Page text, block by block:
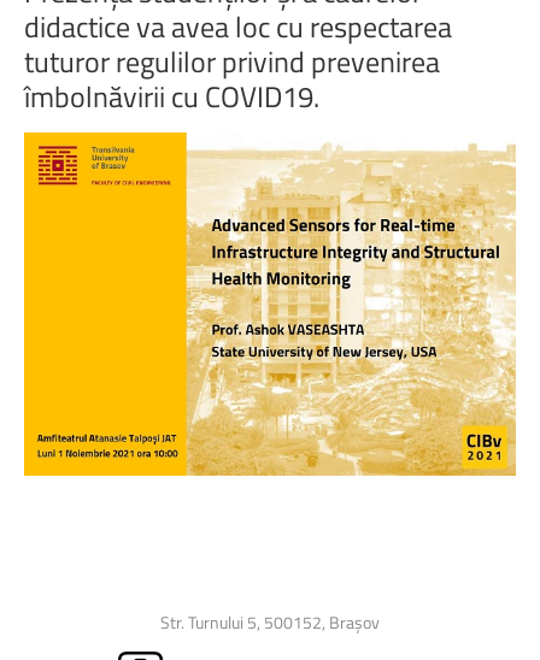
didacticevaavealoccu respectarea
tuturorregulilorprivind prevenirea
îmbolnăviriicu COVID19.
Str. Turnului 5, 500152, Brașov